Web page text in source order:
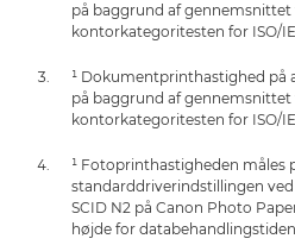
på baggrund af gennemsnittet
kontorkategoritesten for ISO/
¹ Dokumentprinthastighed på
på baggrund af gennemsnittet
kontorkategoritesten for ISO/
¹ Fotoprinthastigheden måles
standarddriverindstillingen
SCID N2 på Canon Photo
højde for